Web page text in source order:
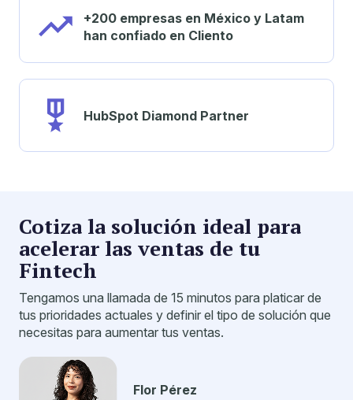
+200 empresas en México y Latam
han confiado en Cliento
HubSpot Diamond Partner
Cotiza la solución ideal para
acelerar las ventas de tu
Fintech
Tengamos una llamada de 15 minutos para platicar de
tus prioridades actuales y definir el tipo de solución que
necesitas para aumentar tus ventas.
Flor Pérez